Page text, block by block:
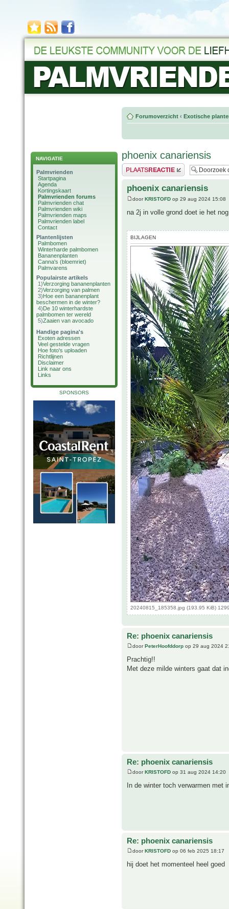
NAVIGATIE
Palmvrienden
Startpagina
Agenda
Kortingskaart
Palmvrienden forums
Palmvrienden chat
Palmvrienden wiki
Palmvrienden maps
Palmvrienden label
Contact
Plantenlijsten
Palmbomen
Winterharde palmbomen
Bananenplanten
Canna's (bloemriet)
Palmvarens
Populairste artikels
1)Verzorging bananenplanten
2)Verzorging van palmen
3)Hoe een bananenplant
beschermen in de winter?
4)De 10 winterhardste
palmbomen ter wereld
5)Zaaien van avocado
Handige pagina's
Exoten adressen
Veel gestelde vragen
Hoe foto's uploaden
Richtlijnen
Disclaimer
Link naar ons
Links
SPONSORS
Forumoverzicht ‹ Exotische
phoenix canariensis
Plaats een reactie
phoenix canariensis
doorKRISTOFD op 29 aug 2024 15:08
na 2j in volle grond doet ie het
BIJLAGEN
20240815_185358.jpg (193.95 KiB)
Re: phoenix canariensis
doorPeterHoofddorp op 29 aug 2024
Prachtig!!
Met deze milde winters gaat dat
Re: phoenix canariensis
doorKRISTOFD op 31 aug 2024 14:20
In de winter toch verwarmen met
Re: phoenix canariensis
doorKRISTOFD op 06 feb 2025 18:17
hij doet het momenteel heel goed